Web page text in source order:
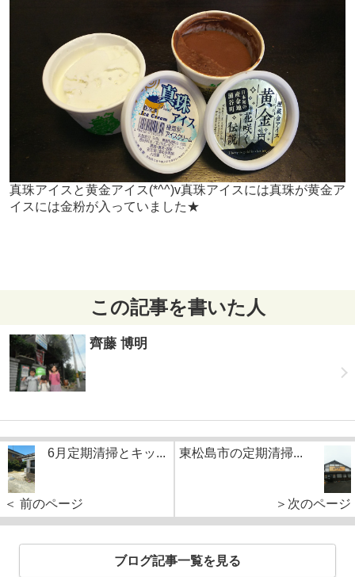
真珠アイスと黄金アイス(*^^)v真珠アイスには真珠が黄金ア
イスには金粉が入っていました★
この記事を書いた人
齊藤 博明
6月定期清掃とキッ...
＜ 前のページ
東松島市の定期清掃...
＞次のページ
ブログ記事一覧を見る